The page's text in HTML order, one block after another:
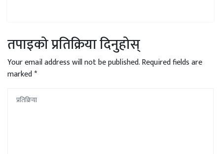
तपाइको प्रतिक्रिया दिनुहोस्
Your email address will not be published.Required fields are
marked*